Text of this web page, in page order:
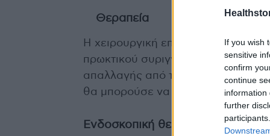
If you wish
sensitive
confirm
continue
information
further
Θεραπεία
Η χειρουργική επέμβαση είναι
πρωκτικού συριγγίου και επιδίωξη
απαλλαγής από το συρίγγιο και
θα μπορούσε να προκαλέσει
Ενδοσκοπική θεραπεία